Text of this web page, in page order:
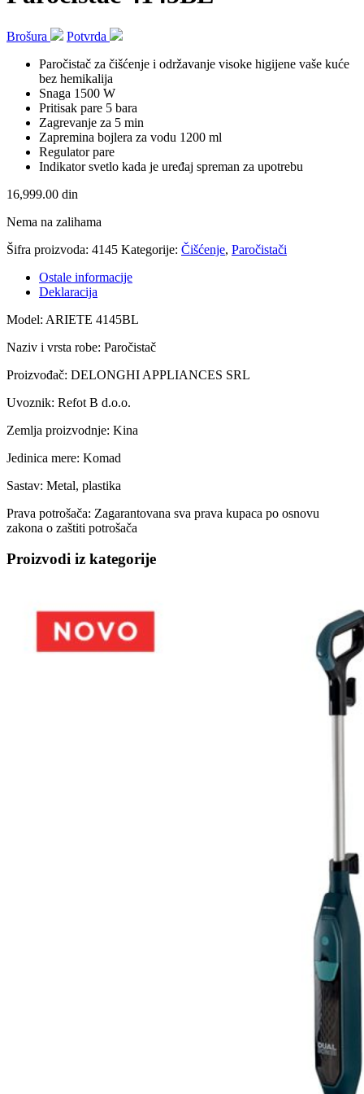
Brošura
Potvrda
Paročistač za čišćenje i održavanje visoke higijene vaše kuće
bez hemikalija
Snaga 1500 W
Pritisak pare 5 bara
Zagrevanje za 5 min
Zapremina bojlera za vodu 1200 ml
Regulator pare
Indikator svetlo kada je uređaj spreman za upotrebu
16,999.00 din
Nema na zalihama
Šifra proizvoda: 4145 Kategorije: Čišćenje, Paročistači
Ostale informacije
Deklaracija
Model: ARIETE 4145BL
Naziv i vrsta robe: Paročistač
Proizvođač: DELONGHI APPLIANCES SRL
Uvoznik: Refot B d.o.o.
Zemlja proizvodnje: Kina
Jedinica mere: Komad
Sastav: Metal, plastika
Prava potrošača: Zagarantovana sva prava kupaca po osnovu
zakona o zaštiti potrošača
Proizvodi iz kategorije